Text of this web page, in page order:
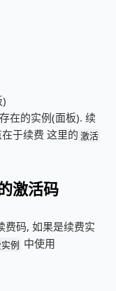
在的实例(面板). 续
于续费 这里的 激活
激活码
费码, 如果是续费实
例 中使用